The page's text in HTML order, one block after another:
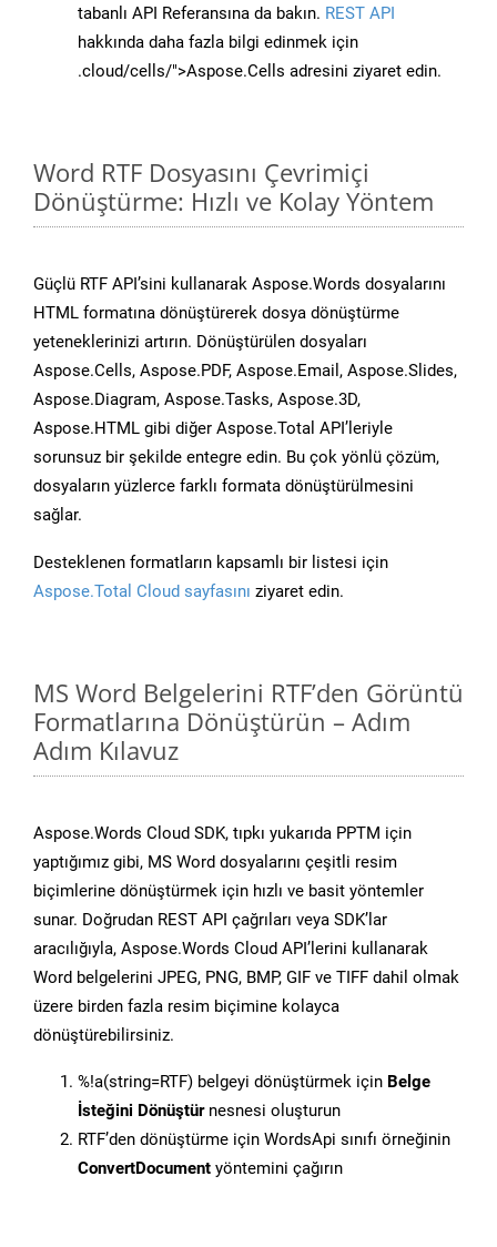
tabanlı API Referansına da bakın. REST API
hakkında daha fazla bilgi edinmek için
.cloud/cells/">Aspose.Cells adresini ziyaret edin.
Word RTF Dosyasını Çevrimiçi
Dönüştürme: Hızlı ve Kolay Yöntem
Güçlü RTF API’sini kullanarak Aspose.Words dosyalarını
HTML formatına dönüştürerek dosya dönüştürme
yeteneklerinizi artırın. Dönüştürülen dosyaları
Aspose.Cells, Aspose.PDF, Aspose.Email, Aspose.Slides,
Aspose.Diagram, Aspose.Tasks, Aspose.3D,
Aspose.HTML gibi diğer Aspose.Total API’leriyle
sorunsuz bir şekilde entegre edin. Bu çok yönlü çözüm,
dosyaların yüzlerce farklı formata dönüştürülmesini
sağlar.
Desteklenen formatların kapsamlı bir listesi için
Aspose.Total Cloud sayfasını ziyaret edin.
MS Word Belgelerini RTF’den Görüntü
Formatlarına Dönüştürün – Adım
Adım Kılavuz
Aspose.Words Cloud SDK, tıpkı yukarıda PPTM için
yaptığımız gibi, MS Word dosyalarını çeşitli resim
biçimlerine dönüştürmek için hızlı ve basit yöntemler
sunar. Doğrudan REST API çağrıları veya SDK’lar
aracılığıyla, Aspose.Words Cloud API’lerini kullanarak
Word belgelerini JPEG, PNG, BMP, GIF ve TIFF dahil olmak
üzere birden fazla resim biçimine kolayca
dönüştürebilirsiniz.
%!a(string=RTF) belgeyi dönüştürmek için Belge
İsteğini Dönüştürnesnesi oluşturun
RTF’den dönüştürme için WordsApi sınıfı örneğinin
ConvertDocument yöntemini çağırın